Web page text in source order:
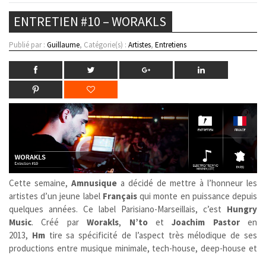
ENTRETIEN #10 – WORAKLS
Publié par : Guillaume, Catégorie(s) : Artistes, Entretiens
Cette semaine, Amnusique a décidé de mettre à l’honneur les
artistes d’un jeune label Françaisqui monte en puissance depuis
quelques années. Ce label Parisiano-Marseillais, c’est Hungry
Music. Créé parWorakls, N’toetJoachim Pastor en
2013, Hmtire sa spécificité de l’aspect très mélodique de ses
productions entre musique minimale, tech-house, deep-house et